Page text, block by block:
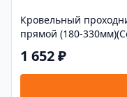
Кровельный
прямой (180-
1 652 ₽